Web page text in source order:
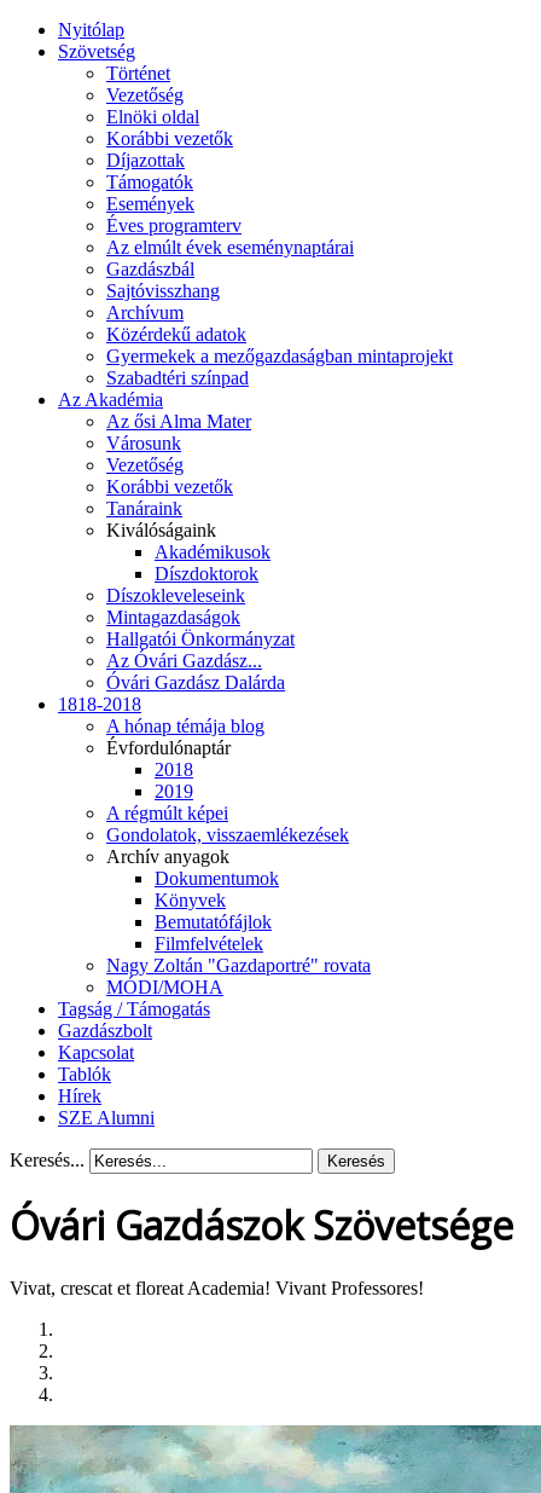
Nyitólap
Szövetség
Történet
Vezetőség
Elnöki oldal
Korábbi vezetők
Díjazottak
Támogatók
Események
Éves programterv
Az elmúlt évek eseménynaptárai
Gazdászbál
Sajtóvisszhang
Archívum
Közérdekű adatok
Gyermekek a mezőgazdaságban mintaprojekt
Szabadtéri színpad
Az Akadémia
Az ősi Alma Mater
Városunk
Vezetőség
Korábbi vezetők
Tanáraink
Kiválóságaink
Akadémikusok
Díszdoktorok
Díszokleveleseink
Mintagazdaságok
Hallgatói Önkormányzat
Az Óvári Gazdász...
Óvári Gazdász Dalárda
1818-2018
A hónap témája blog
Évfordulónaptár
2018
2019
A régmúlt képei
Gondolatok, visszaemlékezések
Archív anyagok
Dokumentumok
Könyvek
Bemutatófájlok
Filmfelvételek
Nagy Zoltán "Gazdaportré" rovata
MÓDI/MOHA
Tagság / Támogatás
Gazdászbolt
Kapcsolat
Tablók
Hírek
SZE Alumni
Keresés... Keresés
Óvári Gazdászok Szövetsége
Vivat, crescat et floreat Academia! Vivant Professores!